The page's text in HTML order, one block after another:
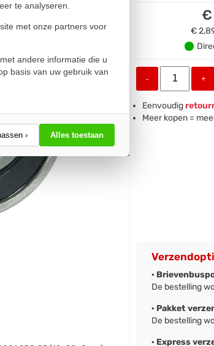
te analyseren.
met onze partners voor
andere informatie die u
basis van uw gebruik van
› Alles toestaan
€
€
- +
Eenvoudig
Meer kopen =
·
De bestelling
· Pakket
De bestelling
· Express